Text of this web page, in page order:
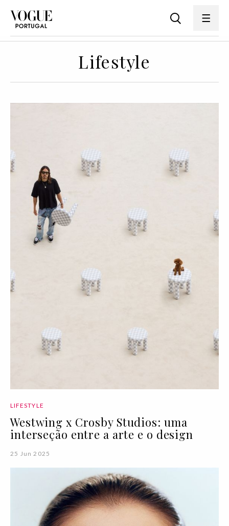
Lifestyle
LIFESTYLE
Westwing x Crosby Studios: uma
interseção entre a arte e o design
25 Jun 2025